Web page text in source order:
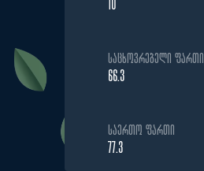
10
ᲡᲐᲪᲮᲝᲕᲠᲔᲑᲔᲚᲘ ᲤᲐᲠᲗᲘ
66.3
ᲡᲐᲔᲠᲗᲝ ᲤᲐᲠᲗᲘ
77.3